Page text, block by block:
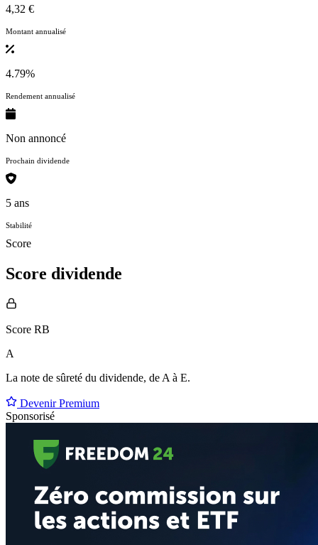
4,32 €
Montant annualisé
4.79%
Rendement annualisé
Non annoncé
Prochain dividende
5 ans
Stabilité
Score
Score dividende
Score RB
A
La note de sûreté du dividende, de A à E.
Devenir Premium
Sponsorisé